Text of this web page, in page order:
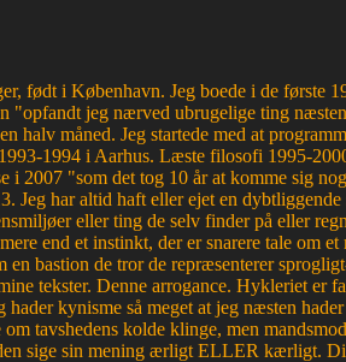
født i København. Jeg boede i de
"opfandt jeg nærved ubrugelige ting
halv måned. Jeg startede med at
1994 i Aarhus. Læste filosofi 1995-
2007 "som det tog 10 år at komme sig
Jeg har altid haft eller ejet en
eller ting de selv finder på eller
end et instinkt, der er snarere tale
en bastion de tror de repræsenterer
tekster. Denne arrogance. Hykleriet
kynisme så meget at jeg næsten
tavshedens kolde klinge, men
sige sin mening ærligt ELLER kærligt.